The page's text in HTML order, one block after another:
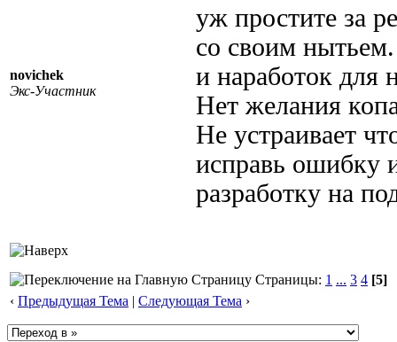
novichek
Экс-Участник
уж простите за
со своим нытьем.
и наработок для
Нет желания
Не устраивает
исправь ошибку
разработку на
Страницы: 1 ... 3 4 [5]
‹ Предыдущая Тема | Следующая Тема ›